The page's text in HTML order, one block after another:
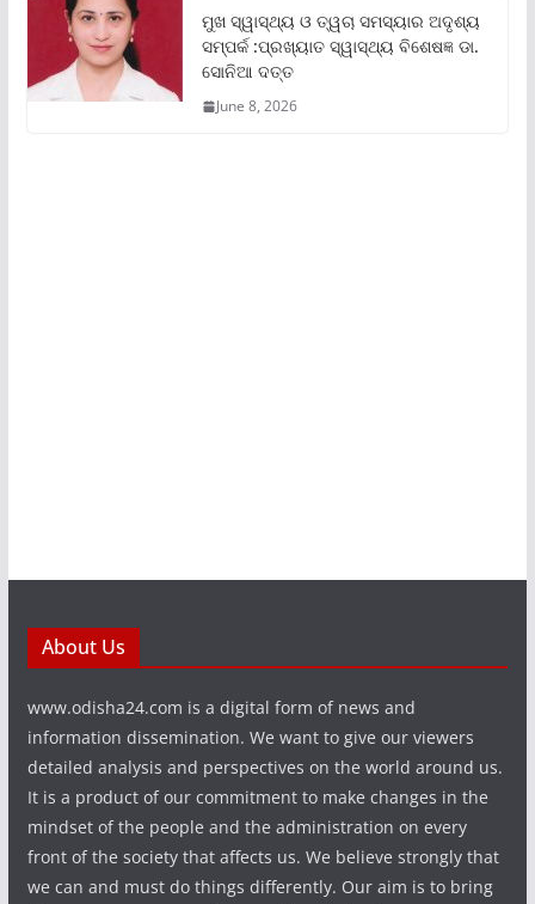
ମୁଖ ସ୍ୱାସ୍ଥ୍ୟ ଓ ତ୍ୱଚା ସମସ୍ୟାର ଅଦୃଶ୍ୟ
ସମ୍ପର୍କ :ପ୍ରଖ୍ୟାତ ସ୍ୱାସ୍ଥ୍ୟ ବିଶେଷଜ୍ଞ ଡା.
ସୋନିଆ ଦତ୍ତ
June 8, 2026
About Us
www.odisha24.com is a digital form of news and
information dissemination. We want to give our viewers
detailed analysis and perspectives on the world around us.
It is a product of our commitment to make changes in the
mindset of the people and the administration on every
front of the society that affects us. We believe strongly that
we can and must do things differently. Our aim is to bring